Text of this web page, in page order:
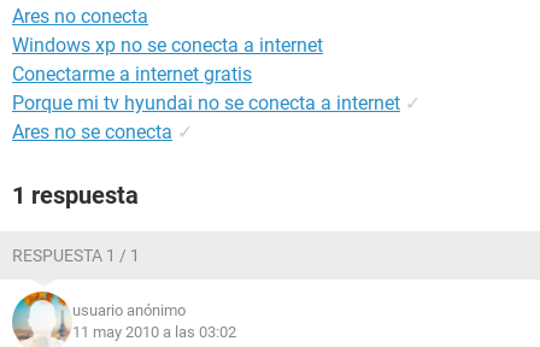
Ares no conecta
Windows xp no se conecta a internet
Conectarme a internet gratis
Porque mi tv hyundai no se conecta a internet ✓
Ares no se conecta ✓
1 respuesta
RESPUESTA 1 / 1
usuario anónimo
11 may 2010 a las 03:02